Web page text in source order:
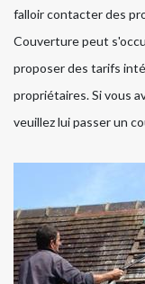
falloir contacter des
Couverture peut
proposer des tarifs
propriétaires. Si vous
veuillez lui passer un